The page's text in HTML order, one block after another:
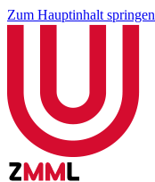
Zum Hauptinhalt springen